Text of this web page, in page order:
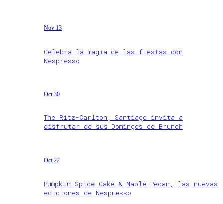
Nov 13
Celebra la magia de las fiestas con
Nespresso
Oct 30
The Ritz-Carlton, Santiago invita a
disfrutar de sus Domingos de Brunch
Oct 22
Pumpkin Spice Cake & Maple Pecan, las nuevas
ediciones de Nespresso